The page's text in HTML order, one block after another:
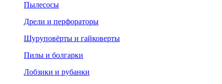
Пылесосы
Дрели и перфораторы
Шуруповёрты и гайковерты
Пилы и болгарки
Лобзики и рубанки